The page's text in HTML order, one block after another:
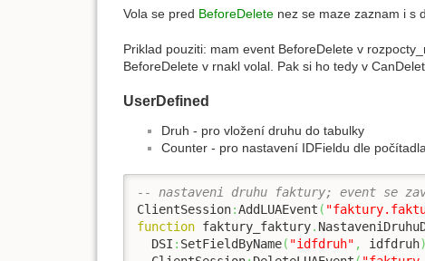
Vola se pred BeforeDelete nez se maze zaznam i s
Priklad pouziti: mam event BeforeDelete v
BeforeDelete v rnakl volal. Pak si ho tedy v
UserDefined
Druh - pro vložení druhu do tabulky
Counter - pro nastavení IDFieldu dle
-- nastaveni druhu faktury; event se
ClientSession:AddLUAEvent (
function faktury_faktury.
  DSI
: SetFieldByName( "idfdruh" , idfdruh)